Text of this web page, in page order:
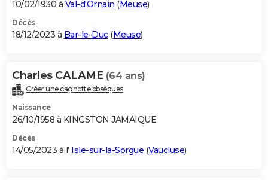
10/02/1930 à Val-d'Ornain (Meuse)
Décès
18/12/2023 à Bar-le-Duc(Meuse)
Charles CALAME (64 ans)
Créer une cagnotte obsèques
Naissance
26/10/1958 à KINGSTON JAMAIQUE
Décès
14/05/2023 à l' Isle-sur-la-Sorgue (Vaucluse)